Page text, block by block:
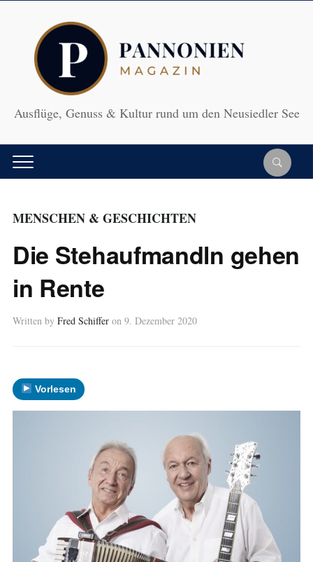
Ausflüge, Genuss & Kultur rund um den Neusiedler See
MENSCHEN & GESCHICHTEN
Die Stehaufmandln gehen
in Rente
Written by Fred Schiffer on 9. Dezember 2020
Vorlesen